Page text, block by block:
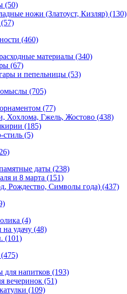
(50)
ножи (Златоуст, Кизляр) (130)
(460)
материалы (340)
(67)
и пепельницы (53)
(705)
(77)
Хохлома, Гжель, Жостово (438)
(185)
(5)
даты (238)
и 8 марта (151)
Рождество, Символы года) (437)
(4)
удачу (48)
(101)
(475)
напитков (193)
вечеринок (51)
(109)